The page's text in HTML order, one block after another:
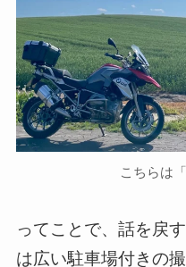
こちらは
ってことで、話を戻
は広い駐車場付きの